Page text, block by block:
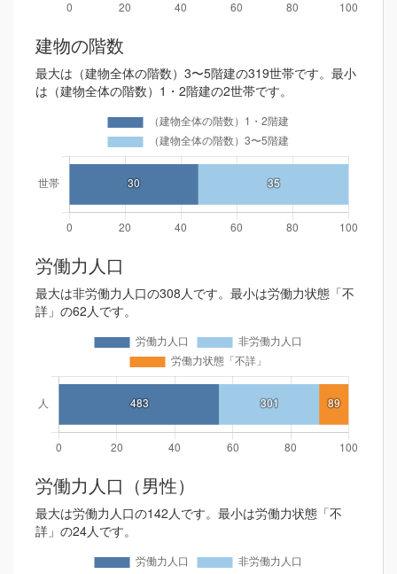
建物の階数
最大は（建物全体の階数）3〜5階建の319世帯です。最小
は（建物全体の階数）1・2階建の2世帯です。
労働力人口
最大は非労働力人口の308人です。最小は労働力状態「不
詳」の62人です。
労働力人口（男性）
最大は労働力人口の142人です。最小は労働力状態「不
詳」の24人です。